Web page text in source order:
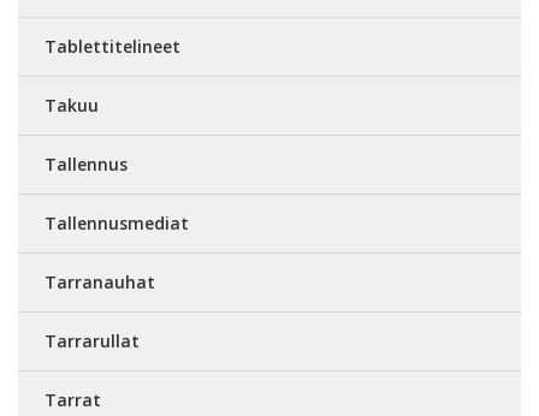
Tablettitelineet
Takuu
Tallennus
Tallennusmediat
Tarranauhat
Tarrarullat
Tarrat